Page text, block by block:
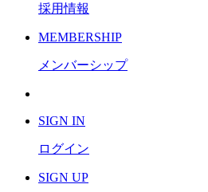
採用情報
MEMBERSHIP
メンバーシップ
SIGN IN
ログイン
SIGN UP